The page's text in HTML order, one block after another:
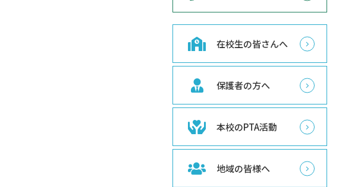
在校生の皆さんへ
保護者の方へ
本校のPTA活動
地域の皆様へ